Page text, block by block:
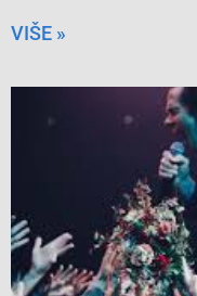
VIŠE »